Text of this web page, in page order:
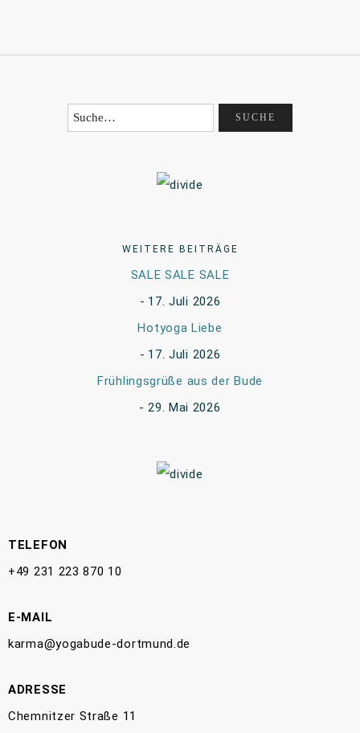
WEITERE BEITRÄGE
SALE SALE SALE
17. Juli 2026
Hotyoga Liebe
17. Juli 2026
Frühlingsgrüße aus der Bude
29. Mai 2026
TELEFON
+49 231 223 870 10
E-MAIL
karma@yogabude-dortmund.de
ADRESSE
Chemnitzer Straße 11